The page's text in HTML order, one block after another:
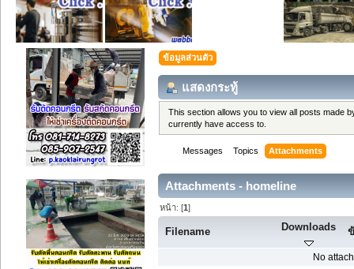
ข้อมูลส่วนตัว
แสดงกระทู้
This section allows you to view all posts made
currently have access to.
Messages Topics Attachments
Attachments - homeline
หน้า: [1]
Filename Downloads
No